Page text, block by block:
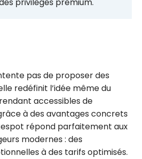
privilèges premium.
pas de proposer des
redéfinit l’idée même du
accessibles de
à des avantages concrets
répond parfaitement aux
modernes : des
à des tarifs optimisés.